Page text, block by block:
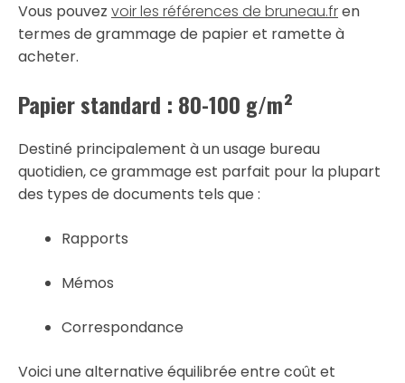
Vous pouvez voir les références de bruneau.fren
termes de grammage de papier et ramette à
acheter.
Papier standard : 80-100 g/m²
Destiné principalement à un usage bureau
quotidien, ce grammage est parfait pour la plupart
des types de documents tels que :
Rapports
Mémos
Correspondance
Voici une alternative équilibrée entre coût et